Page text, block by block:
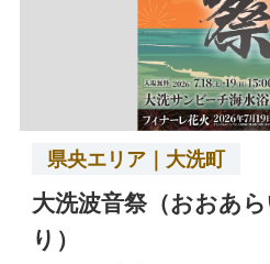
県央エリア｜大洗町
大洗波音祭（おおあ
り）